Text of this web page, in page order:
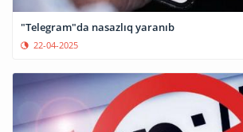
"Telegram"da nasazlıq yaranıb
22-04-2025